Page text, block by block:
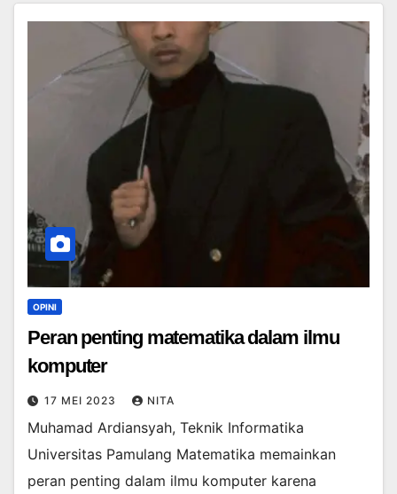
OPINI
Peran penting matematika dalam ilmu
komputer
17 MEI 2023 NITA
Muhamad Ardiansyah, Teknik Informatika
Universitas Pamulang Matematika memainkan
peran penting dalam ilmu komputer karena